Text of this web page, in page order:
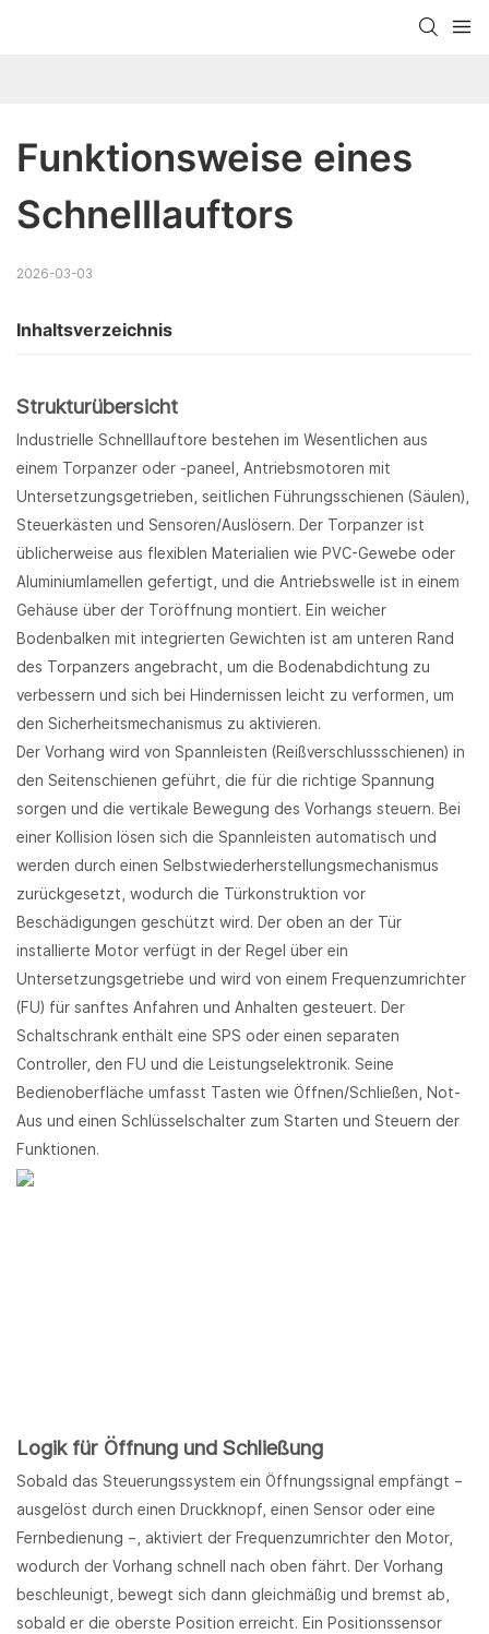
Funktionsweise eines
Schnelllauftors
2026-03-03
Inhaltsverzeichnis
Strukturübersicht
Industrielle Schnelllauftore bestehen im Wesentlichen aus
einem Torpanzer oder -paneel, Antriebsmotoren mit
Untersetzungsgetrieben, seitlichen Führungsschienen (Säulen),
Steuerkästen und Sensoren/Auslösern. Der Torpanzer ist
üblicherweise aus flexiblen Materialien wie PVC-Gewebe oder
Aluminiumlamellen gefertigt, und die Antriebswelle ist in einem
Gehäuse über der Toröffnung montiert. Ein weicher
Bodenbalken mit integrierten Gewichten ist am unteren Rand
des Torpanzers angebracht, um die Bodenabdichtung zu
verbessern und sich bei Hindernissen leicht zu verformen, um
den Sicherheitsmechanismus zu aktivieren.
Der Vorhang wird von Spannleisten (Reißverschlussschienen) in
den Seitenschienen geführt, die für die richtige Spannung
sorgen und die vertikale Bewegung des Vorhangs steuern. Bei
einer Kollision lösen sich die Spannleisten automatisch und
werden durch einen Selbstwiederherstellungsmechanismus
zurückgesetzt, wodurch die Türkonstruktion vor
Beschädigungen geschützt wird. Der oben an der Tür
installierte Motor verfügt in der Regel über ein
Untersetzungsgetriebe und wird von einem Frequenzumrichter
(FU) für sanftes Anfahren und Anhalten gesteuert. Der
Schaltschrank enthält eine SPS oder einen separaten
Controller, den FU und die Leistungselektronik. Seine
Bedienoberfläche umfasst Tasten wie Öffnen/Schließen, Not-
Aus und einen Schlüsselschalter zum Starten und Steuern der
Funktionen.
Logik für Öffnung und Schließung
Sobald das Steuerungssystem ein Öffnungssignal empfängt –
ausgelöst durch einen Druckknopf, einen Sensor oder eine
Fernbedienung –, aktiviert der Frequenzumrichter den Motor,
wodurch der Vorhang schnell nach oben fährt. Der Vorhang
beschleunigt, bewegt sich dann gleichmäßig und bremst ab,
sobald er die oberste Position erreicht. Ein Positionssensor